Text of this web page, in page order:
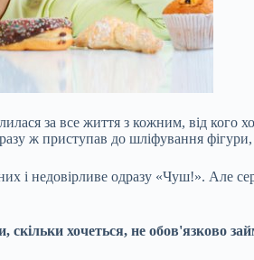
за все життя з кожним, від кого
ж приступав до шліфування
і недовірливе одразу «Чуш!». Але
скільки хочеться, не обов'язково